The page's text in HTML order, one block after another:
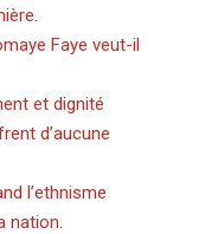
Faye veut-il
et dignité
d’aucune
l’ethnisme
nation.